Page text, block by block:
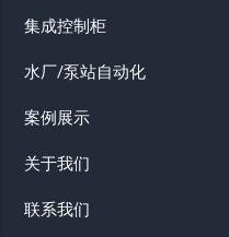
集成控制柜
水厂/泵站自动化
案例展示
关于我们
联系我们